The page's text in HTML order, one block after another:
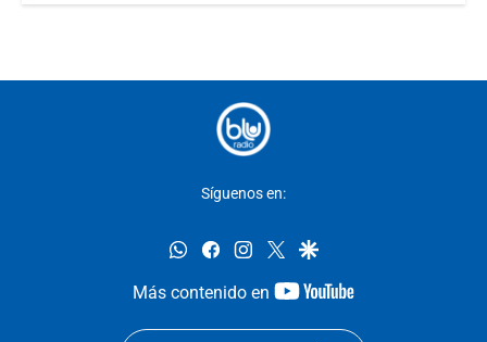
Síguenos en:
whatsappfacebookinstagram
twittergoogle
Más contenido en
youtube-